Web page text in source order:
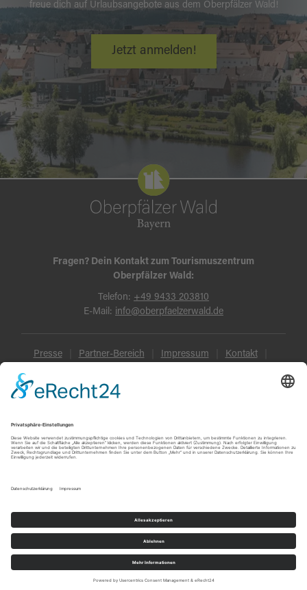
freue dich auf Urlaubsangebote aus dem Oberpfälzer Wald!
Jetzt anmelden!
Fragen? Dein Kontakt zum Tourismuszentrum
Oberpfälzer Wald:
Telefon: +49 9433 203810
E-Mail: info@oberpfaelzerwald.de
Presse Partner-Bereich Impressum Kontakt
Datenschutz
© Oberpfälzer Wald 2026
Erlebnisse